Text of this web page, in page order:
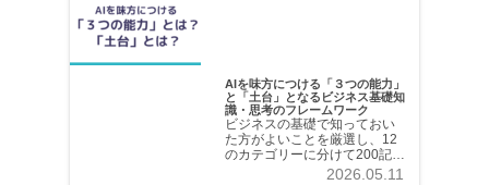
AIを味方につける「３つの能力」
と「土台」となるビジネス基礎知
識・思考のフレームワーク
ビジネスの基礎で知っておい
た方がよいことを厳選し、12
のカテゴリーに分けて200記事
以上を掲載しています。各記
2026.05.11